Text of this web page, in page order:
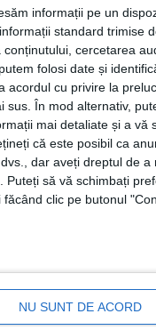
informații pe un
standard trimise
cercetarea
folosi date și
acordul cu privire la
sus. În mod alternativ,
mai detaliate și a vă
că este posibil ca
dar aveți dreptul de
să vă schimbați
clic pe butonul
NU SUNT DE ACORD
Hurduzeua
Polivalente din
Educație Incluzivă
cheltuieli
Govândari și
și Pasarele»
De asemenea,
Crîstici.“
sunt pentru